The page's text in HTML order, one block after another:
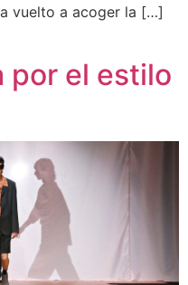
vuelto a acoger la […]
por el estilo